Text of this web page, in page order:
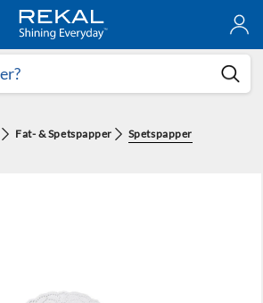
Fat- & Spetspapper Spetspapper